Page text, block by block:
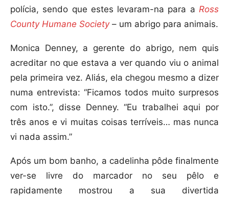
polícia, sendo que estes levaram-na para a Ross
County Humane Society – um abrigo para animais.
Monica Denney, a gerente do abrigo, nem quis
acreditar no que estava a ver quando viu o animal
pela primeira vez. Aliás, ela chegou mesmo a dizer
numa entrevista: “Ficamos todos muito surpresos
com isto.”, disse Denney. “Eu trabalhei aqui por
três anos e vi muitas coisas terríveis… mas nunca
vi nada assim.”
Após um bom banho, a cadelinha pôde finalmente
ver-se livre do marcador no seu pêlo e
rapidamente mostrou a sua divertida